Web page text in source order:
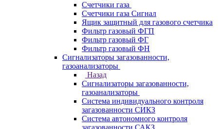
Счетчики газа
Счетчики газа Сигнал
Ящик защитный для газового счетчика
Фильтр газовый ФГП
Фильтр газовый ФГ
Фильтр газовый ФН
Сигнализаторы загазованности,
газоанализаторы
Назад
Сигнализаторы загазованности,
газоанализаторы
Система индивидуального контроля
загазованности СИКЗ
Система автономного контроля
загазованности САКЗ